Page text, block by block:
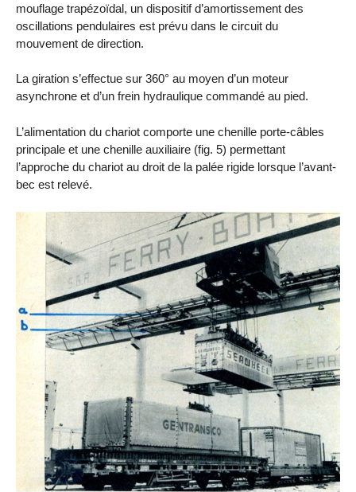
mouflage trapézoïdal, un dispositif d’amortissement des
oscillations pendulaires est prévu dans le circuit du
mouvement de direction.
La giration s’effectue sur 360° au moyen d’un moteur
asynchrone et d’un frein hydraulique commandé au pied.
L’alimentation du chariot comporte une chenille porte-câbles
principale et une chenille auxiliaire (fig. 5) permettant
l’approche du chariot au droit de la palée rigide lorsque l’avant-
bec est relevé.